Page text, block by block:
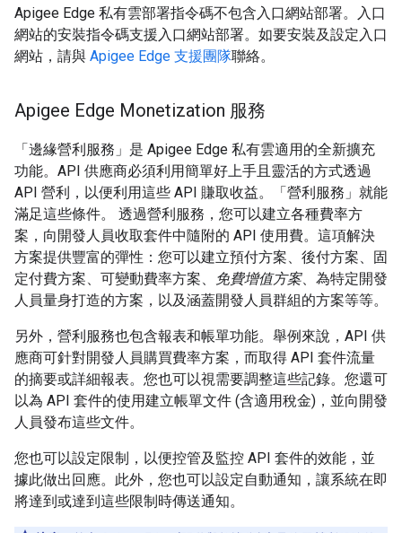
Apigee Edge 私有雲部署指令碼不包含入口網站部署。入口
網站的安裝指令碼支援入口網站部署。如要安裝及設定入口
網站，請與 Apigee Edge 支援團隊聯絡。
Apigee Edge Monetization 服務
「邊緣營利服務」是 Apigee Edge 私有雲適用的全新擴充
功能。API 供應商必須利用簡單好上手且靈活的方式透過
API 營利，以便利用這些 API 賺取收益。「營利服務」就能
滿足這些條件。 透過營利服務，您可以建立各種費率方
案，向開發人員收取套件中隨附的 API 使用費。這項解決
方案提供豐富的彈性：您可以建立預付方案、後付方案、固
定付費方案、可變動費率方案、
免費增值方案、為特定開發
人員量身打造的方案，以及涵蓋開發人員群組的方案等等。
另外，營利服務也包含報表和帳單功能。舉例來說，API 供
應商可針對開發人員購買費率方案，而取得 API 套件流量
的摘要或詳細報表。您也可以視需要調整這些記錄。您還可
以為 API 套件的使用建立帳單文件 (含適用稅金)，並向開發
人員發布這些文件。
您也可以設定限制，以便控管及監控 API 套件的效能，並
據此做出回應。此外，您也可以設定自動通知，讓系統在即
將達到或達到這些限制時傳送通知。